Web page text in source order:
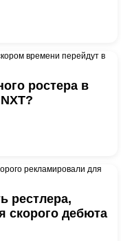
ростера в
рестлера,
скорого дебюта